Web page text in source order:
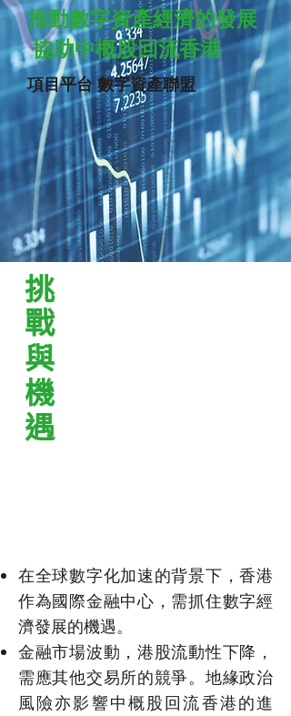
推動數字資產經濟的發展
協助中概股回流香港
​項目平台 數字資產聯盟
挑戰與機遇
在全球數字化加速的背景下，香港
作為國際金融中心，需抓住數字經
濟發展的機遇。
金融市場波動，港股流動性下降，
需應其他交易所的競爭。地緣政治
風險亦影響中概股回流香港的進